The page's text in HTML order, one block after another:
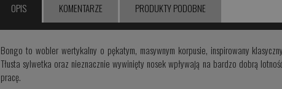
OPIS KOMENTARZE PRODUKTY PODOBNE
Bongo to wobler wertykalny o pękatym, masywnym korpusie, inspirowany
Tłusta sylwetka oraz nieznacznie wywinięty nosek wpływają na bardzo dobrą
pracę.